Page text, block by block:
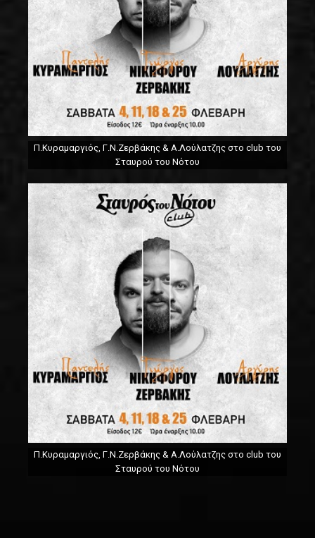
Π.Κυραμαργιός, Γ.Ν.Ζερβάκης & Α.Λούλατζης στο club του
Σταυρού του Νότου
Π.Κυραμαργιός, Γ.Ν.Ζερβάκης & Α.Λούλατζης στο club του
Σταυρού του Νότου